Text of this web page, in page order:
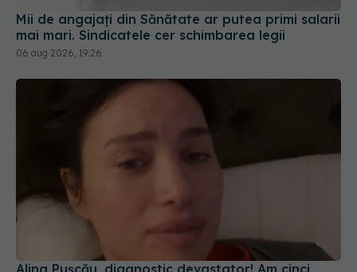
Alina Pușcău, diagnostic devastator! Am cinci
tumori și boala a ajuns la oase